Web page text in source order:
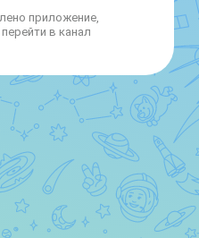
возможно
коммунальных
обрушением
деревьев.
приложение,
в канал